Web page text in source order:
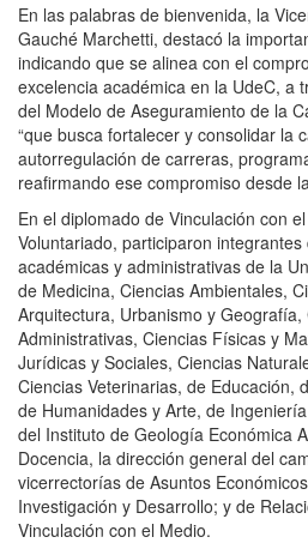
En las palabras de bienvenida, la
Gauché Marchetti, destacó la
indicando que se alinea con el
excelencia académica en la UdeC, a
del Modelo de Aseguramiento de la
“que busca fortalecer y consolidar la
autorregulación de carreras,
reafirmando ese compromiso desde
En el diplomado de Vinculación con
Voluntariado, participaron
académicas y administrativas de la
de Medicina, Ciencias Ambientales,
Arquitectura, Urbanismo y
Administrativas, Ciencias Físicas y
Jurídicas y Sociales, Ciencias
Ciencias Veterinarias, de Educación,
de Humanidades y Arte, de
del Instituto de Geología Económica
Docencia, la dirección general del
vicerrectorías de Asuntos
Investigación y Desarrollo; y de
Vinculación con el Medio.